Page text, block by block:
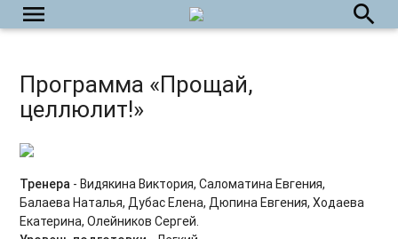
menu
Фейсфитнес на каждый день
Укрепляем тазовое дно
Power Yoga
Силовые тренировки для продвинутых
search
Программа «Прощай,
целлюлит!»
Тренера - Видякина Виктория, Саломатина Евгения,
Балаева Наталья, Дубас Елена, Дюпина Евгения, Ходаева
Екатерина, Олейников Сергей.